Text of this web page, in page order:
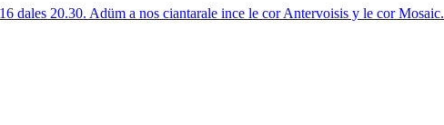
dales 20.30. Adüm a nos ciantarale ince le cor Antervoisis y le cor Mosaic.